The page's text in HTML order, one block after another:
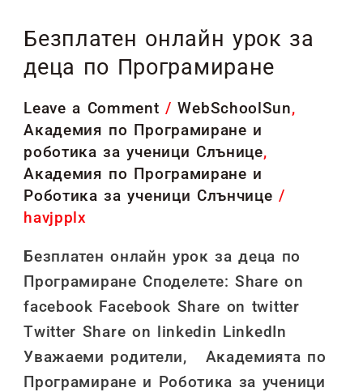
Безплатен онлайн урок за
деца по Програмиране
Leave a Comment /WebSchoolSun,
Академия по Програмиране и
роботика за ученици Слънице,
Академия по Програмиране и
Роботика за ученици Слънчице /
havjpplx
Безплатен онлайн урок за деца по
Програмиране Споделете: Share on
facebook Facebook Share on twitter
Twitter Share on linkedin LinkedIn
Уважаеми родители, Академията по
Програмиране и Роботика за ученици
урок
за
по
Програмиране